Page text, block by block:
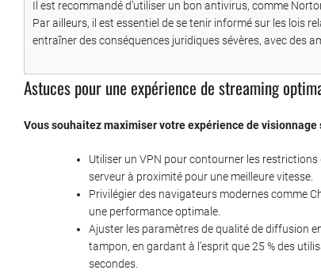
Il est recommandé d’utiliser un bon antivirus, comme
Par ailleurs, il est essentiel de se tenir informé sur les lois
entraîner des conséquences juridiques sévères, avec des
Astuces pour une expérience de streaming
Vous souhaitez maximiser votre expérience de
Utiliser un VPN pour contourner les
serveur à proximité pour une meilleure vitesse.
Privilégier des navigateurs modernes comme
une performance optimale.
Ajuster les paramètres de qualité de diffusion
tampon, en gardant à l’esprit que 25 % des
secondes.